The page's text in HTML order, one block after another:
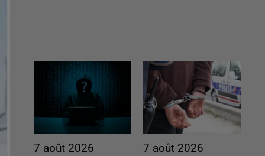
7 août 2026
7 août 2026